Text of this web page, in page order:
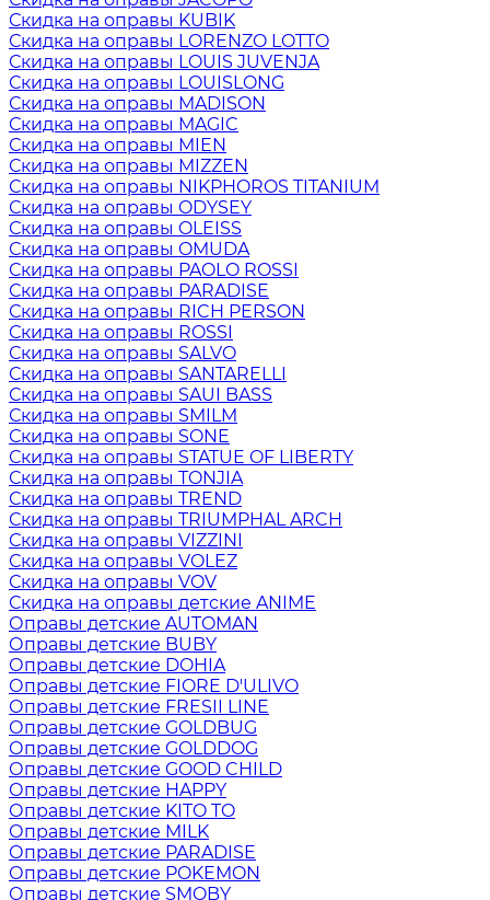
Скидка на оправы KUBIK
Скидка на оправы LORENZO LOTTO
Скидка на оправы LOUIS JUVENJA
Скидка на оправы LOUISLONG
Скидка на оправы MADISON
Скидка на оправы MAGIC
Скидка на оправы MIEN
Скидка на оправы MIZZEN
Скидка на оправы NIKPHOROS TITANIUM
Скидка на оправы ODYSEY
Скидка на оправы OLEISS
Скидка на оправы OMUDA
Скидка на оправы PAOLO ROSSI
Скидка на оправы PARADISE
Скидка на оправы RICH PERSON
Скидка на оправы ROSSI
Скидка на оправы SALVO
Скидка на оправы SANTARELLI
Скидка на оправы SAUI BASS
Скидка на оправы SMILM
Скидка на оправы SONE
Скидка на оправы STATUE OF LIBERTY
Скидка на оправы TONJIA
Скидка на оправы TREND
Скидка на оправы TRIUMPHAL ARCH
Скидка на оправы VIZZINI
Скидка на оправы VOLEZ
Скидка на оправы VOV
Скидка на оправы детские ANIME
Оправы детские AUTOMAN
Оправы детские BUBY
Оправы детские DOHIA
Оправы детские FIORE D'ULIVO
Оправы детские FRESII LINE
Оправы детские GOLDBUG
Оправы детские GOLDDOG
Оправы детские GOOD CHILD
Оправы детские HAPPY
Оправы детские KITO TO
Оправы детские MILK
Оправы детские PARADISE
Оправы детские POKEMON
Оправы детские SMOBY